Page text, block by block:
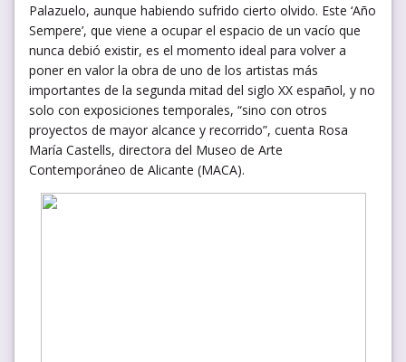
Palazuelo, aunque habiendo sufrido cierto olvido. Este ‘Año
Sempere’, que viene a ocupar el espacio de un vacío que
nunca debió existir, es el momento ideal para volver a
poner en valor la obra de uno de los artistas más
importantes de la segunda mitad del siglo XX español, y no
solo con exposiciones temporales, “sino con otros
proyectos de mayor alcance y recorrido”, cuenta Rosa
María Castells, directora del Museo de Arte
Contemporáneo de Alicante (MACA).